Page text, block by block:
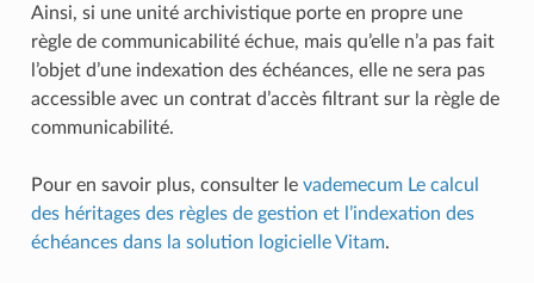
Ainsi, si une unité archivistique porte en propre une
règle de communicabilité échue, mais qu’elle n’a pas fait
l’objet d’une indexation des échéances, elle ne sera pas
accessible avec un contrat d’accès filtrant sur la règle de
communicabilité.
Pour en savoir plus, consulter le vademecum Le calcul
des héritages des règles de gestion et l’indexation des
échéances dans la solution logicielle Vitam.